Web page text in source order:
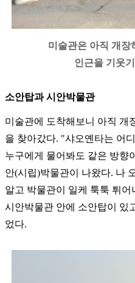
미술관은 아직 개장
인근을 기웃
소안탑과 시안박물관
미술관에 도착해보니 아직 개
을 찾아갔다. "샤오옌타는 어
누구에게 물어봐도 같은 방향
안(시립)박물관이 나왔다. 나
알고 박물관이 일케 툭툭 튀어
시안박물관 안에 소안탑이 있
었다.